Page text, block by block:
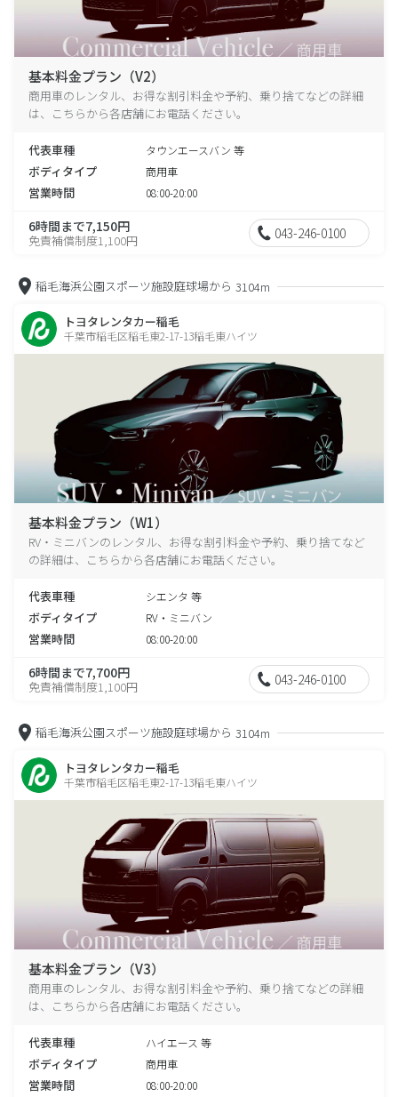
基本料金プラン（V2）
商用車のレンタル、お得な割引料金や予約、乗り捨てなどの詳細
は、こちらから各店舗にお電話ください。
代表車種 タウンエースバン 等
ボディタイプ 商用車
営業時間 08:00-20:00
6時間まで7,150円
免責補償制度1,100円 043-246-0100
稲毛海浜公園スポーツ施設庭球場から 3104m
トヨタレンタカー稲毛
千葉市稲毛区稲毛東2-17-13稲毛東ハイツ
基本料金プラン（W1）
RV・ミニバンのレンタル、お得な割引料金や予約、乗り捨てなど
の詳細は、こちらから各店舗にお電話ください。
代表車種 シエンタ 等
ボディタイプ RV・ミニバン
営業時間 08:00-20:00
6時間まで7,700円
免責補償制度1,100円 043-246-0100
稲毛海浜公園スポーツ施設庭球場から 3104m
トヨタレンタカー稲毛
千葉市稲毛区稲毛東2-17-13稲毛東ハイツ
基本料金プラン（V3）
商用車のレンタル、お得な割引料金や予約、乗り捨てなどの詳細
は、こちらから各店舗にお電話ください。
代表車種 ハイエース 等
ボディタイプ 商用車
営業時間 08:00-20:00